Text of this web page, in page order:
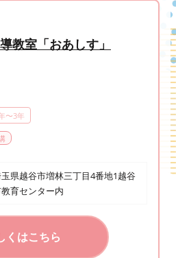
教室「おあしす」
〜3年
県越谷市増林三丁目4番地1越谷
育センター内
くはこちら